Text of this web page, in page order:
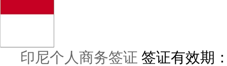
印尼个人商务签证 签证有效期